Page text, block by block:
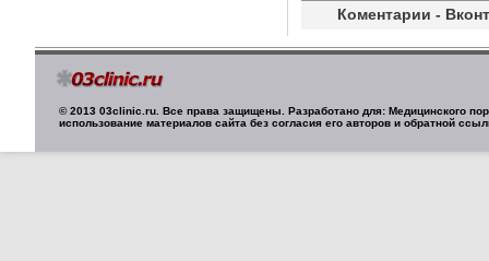
Коментарии -
© 2013 03clinic.ru. Все права защищены. Разработано для: Медицинского
использование материалов сайта без согласия его авторов и обратной